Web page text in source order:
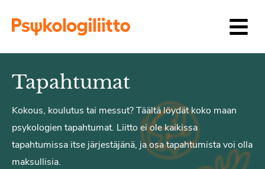
Tapahtumat
Kokous, koulutus tai messut? Täältä löydät koko maan
psykologien tapahtumat. Liitto ei ole kaikissa
tapahtumissa itse järjestäjänä, ja osa tapahtumista voi olla
maksullisia.